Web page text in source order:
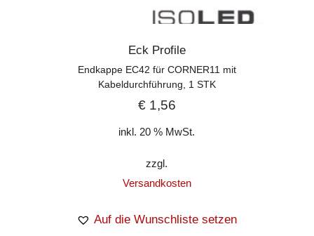
Eck Profile
Endkappe EC42 für CORNER11 mit
Kabeldurchführung, 1 STK
€1,56
inkl. 20 % MwSt.
zzgl.
Versandkosten
Auf die Wunschliste setzen